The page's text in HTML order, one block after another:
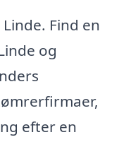
Find en
og
efter en